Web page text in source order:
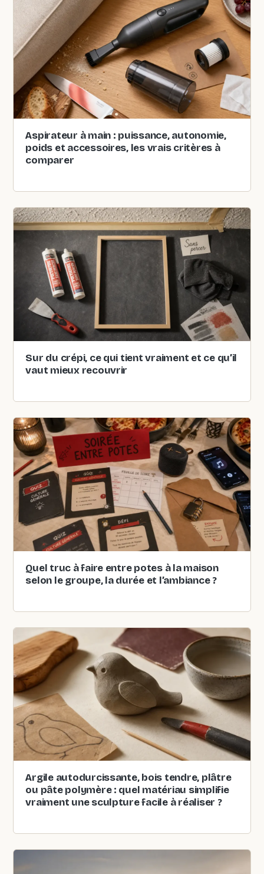
Aspirateur à main : puissance, autonomie,
poids et accessoires, les vrais critères à
comparer
Sur du crépi, ce qui tient vraiment et ce qu’il
vaut mieux recouvrir
Quel truc à faire entre potes à la maison
selon le groupe, la durée et l’ambiance ?
Argile autodurcissante, bois tendre, plâtre
ou pâte polymère : quel matériau simplifie
vraiment une sculpture facile à réaliser ?